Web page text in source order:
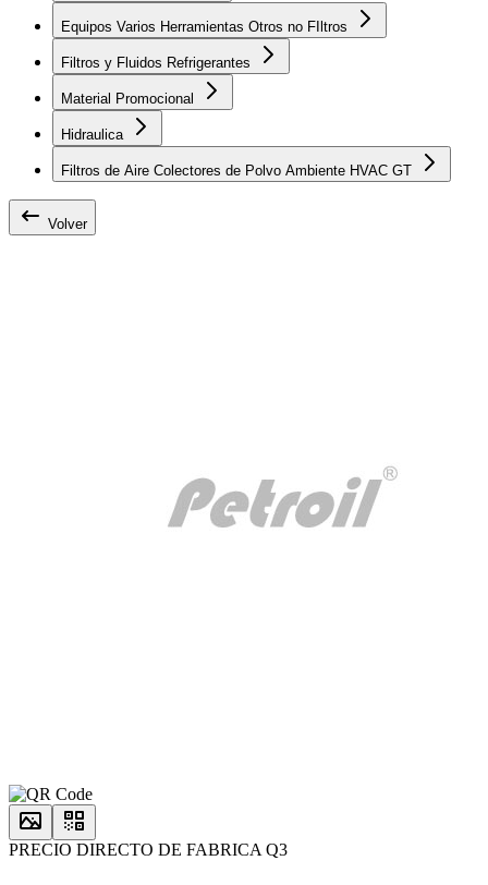
Equipos Varios Herramientas Otros no FIltros
Filtros y Fluidos Refrigerantes
Material Promocional
Hidraulica
Filtros de Aire Colectores de Polvo Ambiente HVAC GT
Volver
PRECIO DIRECTO DE FABRICA Q3